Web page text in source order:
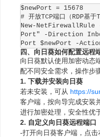
$newPort = 15678
# 开放TCP端口（RDP基于
New-NetFirewallRule -
Port" -Direction
Port $newPort -
四、向日葵如何配置远程
向日葵默认使用加密动态
配不同安全需求，操作步
1. 下载并安装向日葵
若未安装，可从 https://
客户端，按向导完成安装
进行加密处理，安全性优
2. 自定义向日葵远程端口
-打开向日葵客户端，点